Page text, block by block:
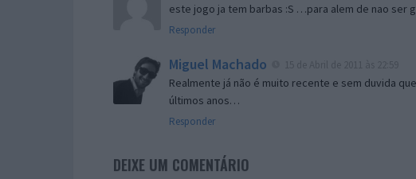
este jogo ja tem barbas :S …para alem de nao ser
Responder
Miguel Machado
Realmente já não é muito recente e sem duvida
últimos anos…
Responder
DEIXE UM COMENTÁRIO